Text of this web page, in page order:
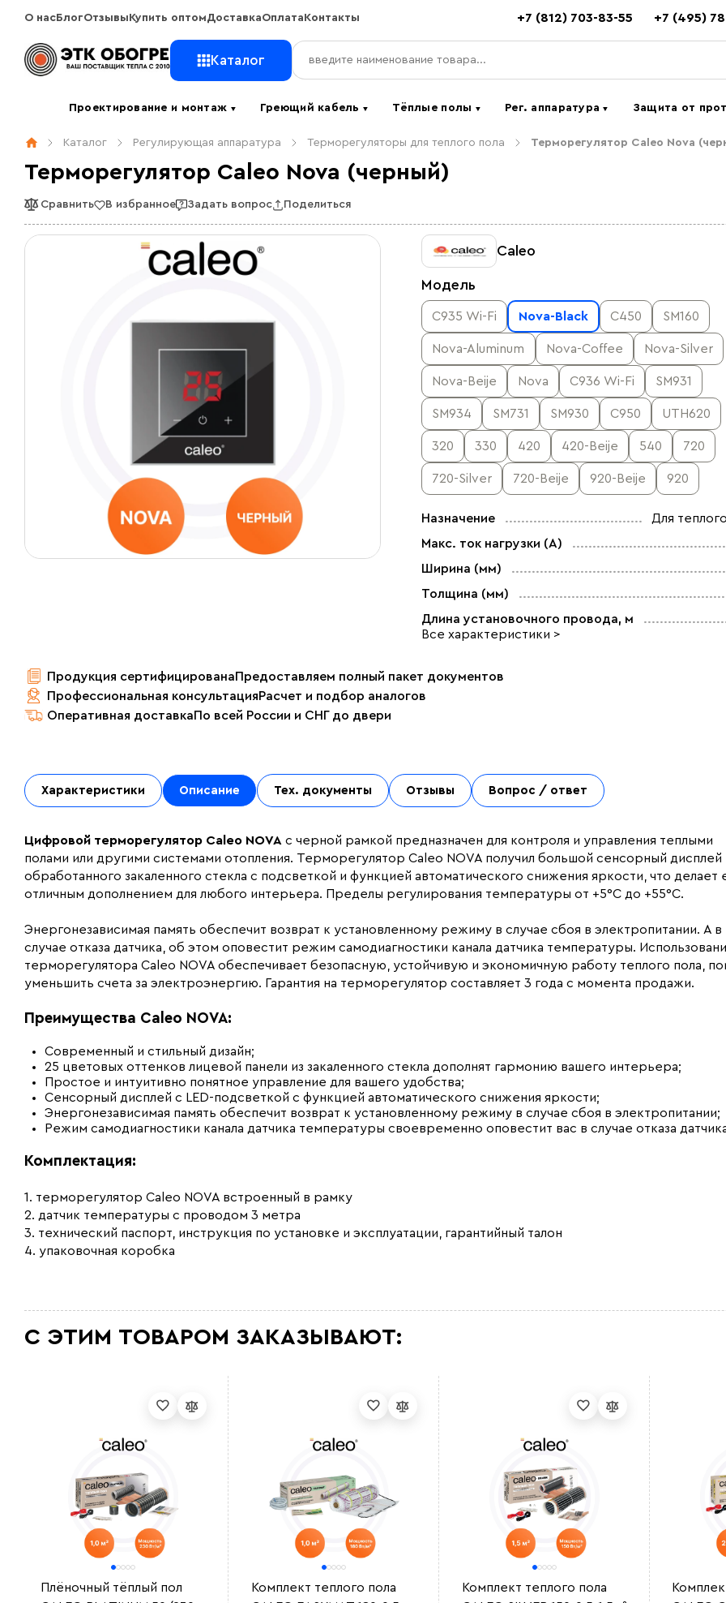
О нас БлогОтзывы Купить оптомДоставкаОплата Контакты +7 (812) 703-83-55 +7 (495)
Каталог
Проектирование и монтаж ▼ Греющий кабель▼ Тёплые полы ▼ Рег. аппаратура▼ Защита от
Каталог Регулирующая аппаратура Терморегуляторы для теплого пола Терморегулятор Caleo Nova
Терморегулятор Caleo Nova (черный)
Сравнить В избранное Задать вопрос Поделиться
Caleo
Модель
С935 Wi-Fi Nova-Black C450 SM160
Nova-Aluminum Nova-Coffee Nova-Silver
Nova-Beije Nova С936 Wi-Fi SM931
SM934 SM731 SM930 C950 UTH620
320 330 420 420-Beije 540 720
720-Silver 720-Beije 920-Beije 920
Назначение
Для
Макс. ток нагрузки (А)
Ширина (мм)
Толщина (мм)
Длина установочного провода, м
Все характеристики >
Продукция сертифицированаПредоставляем полный пакет документов
Профессиональная консультацияРасчет и подбор аналогов
Оперативная доставкаПо всей России и СНГ до двери
Характеристики Описание Тех. документы Отзывы Вопрос / ответ
Цифровой терморегулятор Caleo NOVA с черной рамкой предназначен для контроля и управления теплыми
полами или другими системами отопления. Терморегулятор Caleo NOVA получил большой сенсорный дисплей
обработанного закаленного стекла с подсветкой и функцией автоматического снижения яркости, что делает
отличным дополнением для любого интерьера. Пределы регулирования температуры от +5°С до +55°С.
Энергонезависимая память обеспечит возврат к установленному режиму в случае сбоя в электропитании. А в
случае отказа датчика, об этом оповестит режим самодиагностики канала датчика температуры.
терморегулятора Caleo NOVA обеспечивает безопасную, устойчивую и экономичную работу теплого пола,
уменьшить счета за электроэнергию. Гарантия на терморегулятор составляет 3 года с момента продажи.
Преимущества Caleo NOVA:
Современный и стильный дизайн;
25 цветовых оттенков лицевой панели из закаленного стекла дополнят гармонию вашего интерьера;
Простое и интуитивно понятное управление для вашего удобства;
Сенсорный дисплей с LED-подсветкой с функцией автоматического снижения яркости;
Энергонезависимая память обеспечит возврат к установленному режиму в случае сбоя в электропитании;
Режим самодиагностики канала датчика температуры своевременно оповестит вас в случае отказа
Комплектация:
1. терморегулятор Caleo NOVA встроенный в рамку
2. датчик температуры с проводом 3 метра
3. технический паспорт, инструкция по установке и эксплуатации, гарантийный талон
4. упаковочная коробка
С ЭТИМ ТОВАРОМ ЗАКАЗЫВАЮТ:
Плёночный тёплый пол
Комплект теплого пола
Комплект теплого пола